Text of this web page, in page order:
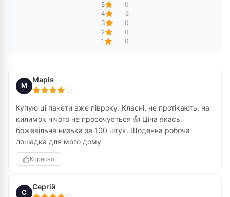
5
0
4
2
3
0
2
0
1
0
М
Марія
Купую ці пакети вже півроку. Класні, не протікають, на
килимок нічого не просочується 👍 Ціна якась
божевільна низька за 100 штук. Щоденна робоча
лошадка для мого дому
Корисно
С
Сергій